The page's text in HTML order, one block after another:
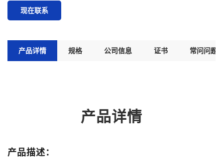
现在联系
产品详情 规格 公司信息 证书 常问问题
产品详情
产品描述：